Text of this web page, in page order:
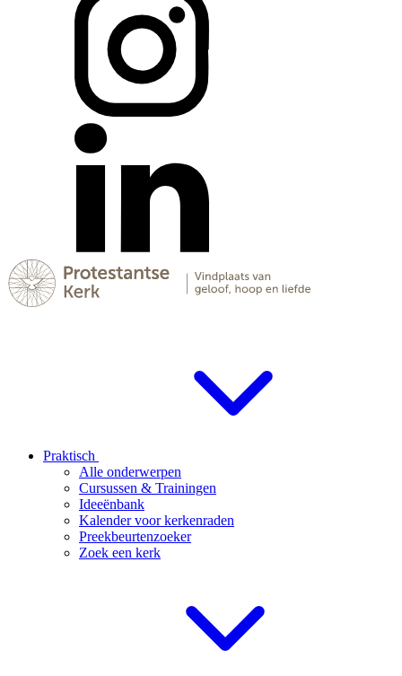
Praktisch
Alle onderwerpen
Cursussen & Trainingen
Ideeënbank
Kalender voor kerkenraden
Preekbeurtenzoeker
Zoek een kerk